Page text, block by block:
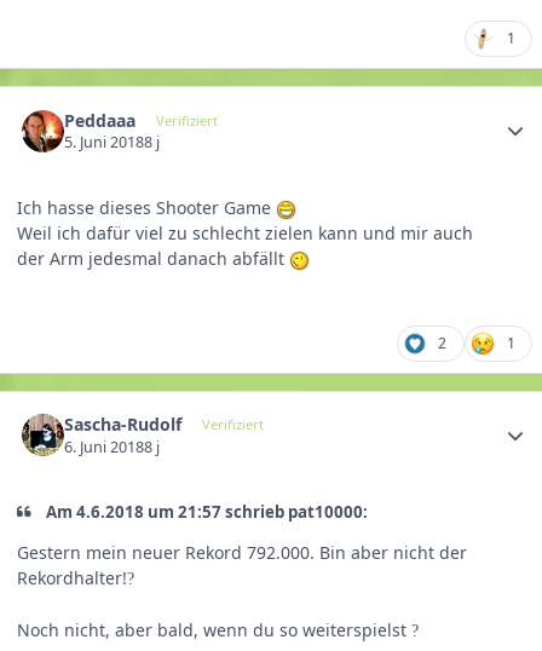
1
Peddaaa Verifiziert
5. Juni 20188 j
Ich hasse dieses Shooter Game
Weil ich dafür viel zu schlecht zielen kann und mir auch
der Arm jedesmal danach abfällt
2 1
Sascha-Rudolf Verifiziert
6. Juni 20188 j
Am 4.6.2018 um 21:57 schrieb pat10000:
Gestern mein neuer Rekord 792.000. Bin aber nicht der
Rekordhalter!?
Noch nicht, aber bald, wenn du so weiterspielst ?